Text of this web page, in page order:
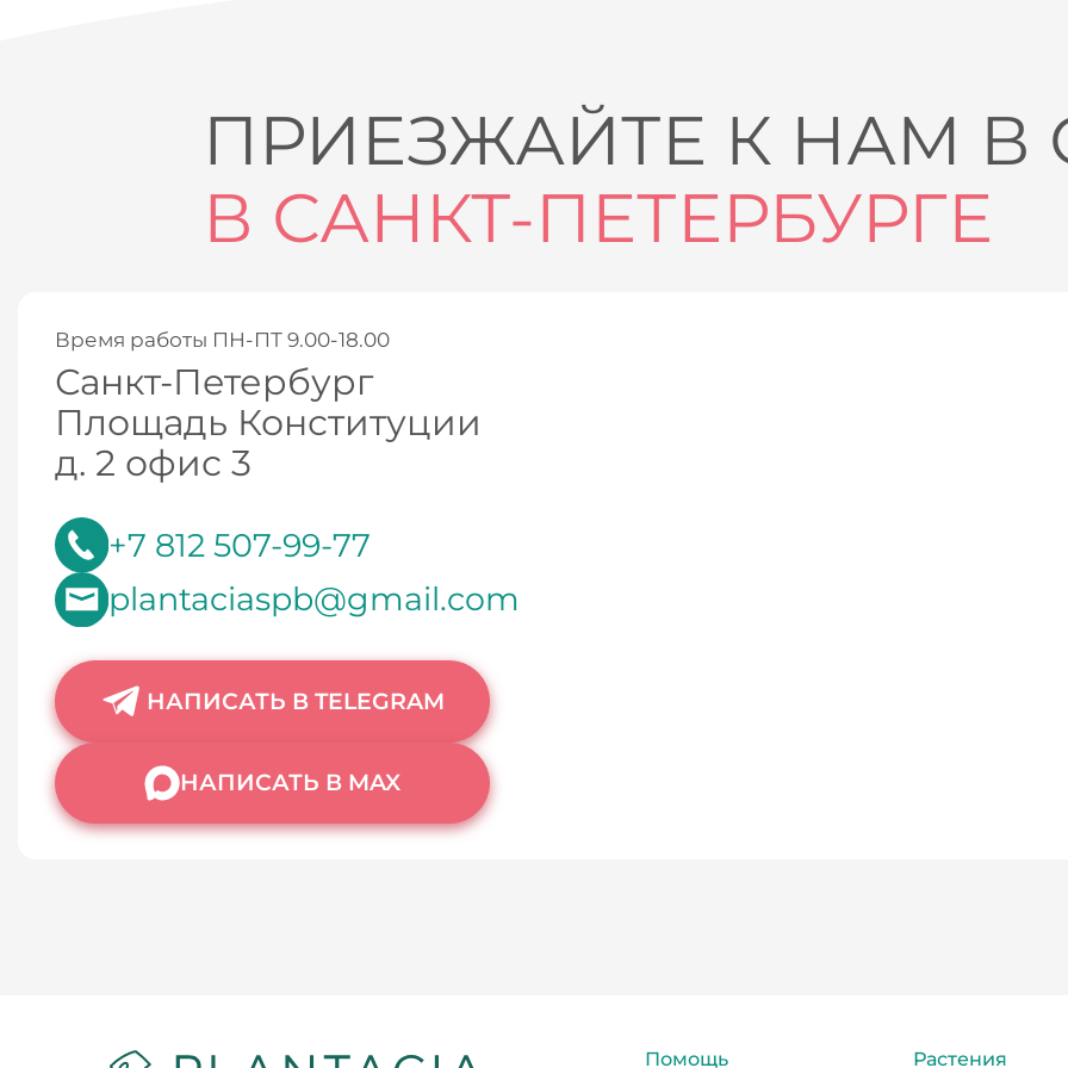
ПРИЕЗЖАЙТЕ К НАМ В
В САНКТ-ПЕТЕРБУРГЕ
Время работы ПН-ПТ 9.00-18.00
Санкт-Петербург
Площадь Конституции
д. 2 офис 3
+7 812 507-99-77
plantaciaspb@gmail.com
НАПИСАТЬ В TELEGRAM
НАПИСАТЬ В MAX
Помощь Растения